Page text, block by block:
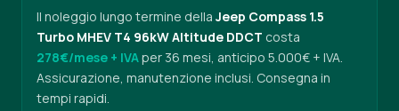
Il noleggio lungo termine della Jeep Compass 1.5
Turbo MHEV T4 96kW Altitude DDCT costa
278€/mese + IVAper 36 mesi, anticipo 5.000€ + IVA.
Assicurazione, manutenzione inclusi. Consegna in
tempi rapidi.